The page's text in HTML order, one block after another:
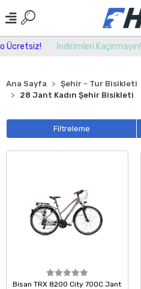
İndirimleri Kaçırmayın!
Ana Sayfa
Şehir - Tur Bisikleti
28 Jant Kadın Şehir Bisikleti
Filtreleme
Bisan TRX 8200 City 700C Jant